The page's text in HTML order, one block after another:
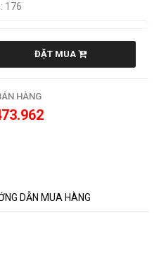
176
ĐẶT MUA
HÀNG
DẪN MUA HÀNG